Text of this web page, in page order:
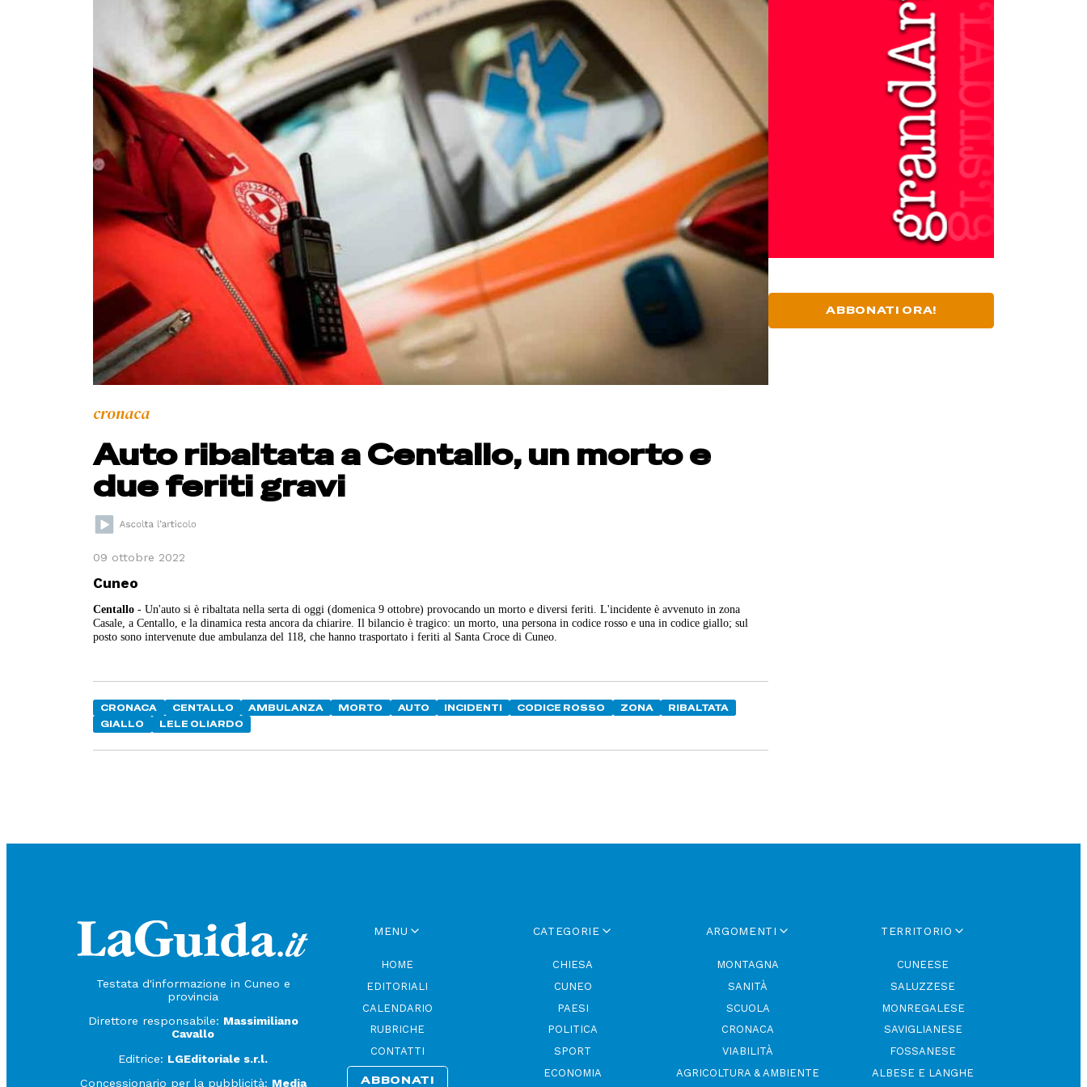
cronaca
Auto ribaltata a Centallo, un morto e
due feriti gravi
09 ottobre 2022
Cuneo
Centallo - Un'auto si è ribaltata nella serta di oggi (domenica 9 ottobre) provocando un morto e diversi feriti. L'incidente è avvenuto in zona
Casale, a Centallo, e la dinamica resta ancora da chiarire. Il bilancio è tragico: un morto, una persona in codice rosso e una in codice giallo; sul
posto sono intervenute due ambulanza del 118, che hanno trasportato i feriti al Santa Croce di Cuneo.
CRONACA CENTALLO AMBULANZA MORTO AUTO INCIDENTI CODICE ROSSO ZONA
RIBALTATA
GIALLO
LELE OLIARDO
ABBONATI ORA!
Testata d'informazione in Cuneo e
provincia
Direttore responsabile: Massimiliano
Cavallo
Editrice: LGEditoriale s.r.l.
Concessionario per la pubblicità: Media
MENU
HOME
EDITORIALI
CALENDARIO
RUBRICHE
CONTATTI
ABBONATI
CATEGORIE
CHIESA
CUNEO
PAESI
POLITICA
SPORT
ECONOMIA
ARGOMENTI
MONTAGNA
SANITÀ
SCUOLA
CRONACA
VIABILITÀ
AGRICOLTURA & AMBIENTE
TERRITORIO
CUNEESE
SALUZZESE
MONREGALESE
SAVIGLIANESE
FOSSANESE
ALBESE E LANGHE